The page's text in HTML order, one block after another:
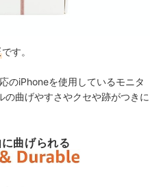
です。
のiPhoneを使用しているモニタ
曲げやすさやクセや跡がつきに
曲げられる